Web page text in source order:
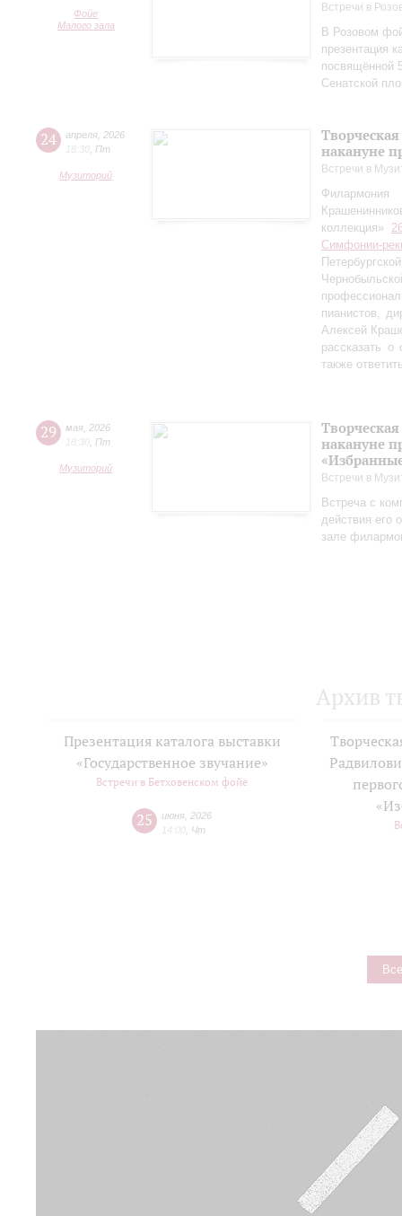
Фойе
Малого зала
Встречи в
В Розовом
презентация
посвящённой
Сенатской
24 апреля 2026
18:30 Пт
Музиторий
накануне
Встречи в
коллекция»
Симфонии-
пианистов,
Алексей
рассказать
также
29 мая 2026
18:30
Пт
Музиторий
накануне
Встречи в
Встреча с
действия его
зале
Архив
Презентация каталога выставки
«Государственное звучание»
Встречи в Бетховенском фойе
25 июня 2026
Чт